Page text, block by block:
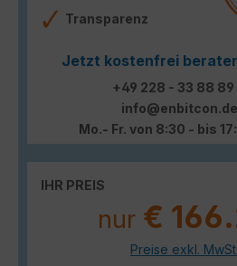
Transparenz
Jetzt kostenfrei
+49 228 - 33 88 89
info@enbitcon.de
Mo.- Fr. von 8:30 - bis
IHR PREIS
nur €
Preise exkl.